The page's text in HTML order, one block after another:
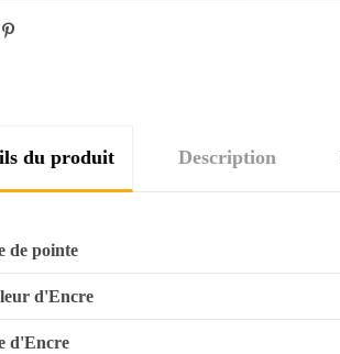
du produit Description
de pointe
d'Encre
d'Encre